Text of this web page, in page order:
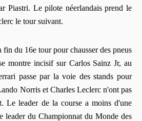
Piastri. Le pilote néerlandais prend le
le tour suivant.
fin du 16e tour pour chausser des pneus
montre incisif sur Carlos Sainz Jr, au
passe par la voie des stands pour
Norris et Charles Leclerc n'ont pas
Le leader de la course a moins d'une
leader du Championnat du Monde des